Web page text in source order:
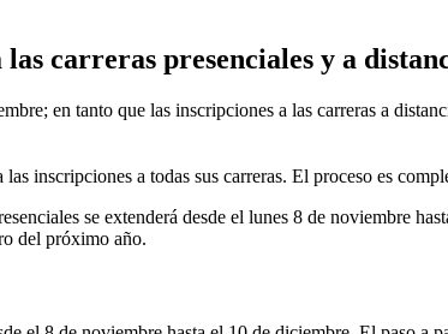
carreras presenciales y a
en tanto que las inscripciones a las carreras a
inscripciones a todas sus carreras. El proceso es
se extenderá desde el lunes 8 de noviembre
del próximo año.